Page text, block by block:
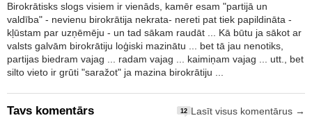
Birokrātisks slogs visiem ir vienāds, kamēr esam "partijā un
valdība" - nevienu birokrātija nekrata- nereti pat tiek papildināta -
kļūstam par uzņēmēju - un tad sākam raudāt ... Kā būtu ja sākot ar
valsts galvām birokrātiju loģiski mazinātu ... bet tā jau nenotiks,
partijas biedram vajag ... radam vajag ... kaimiņam vajag ... utt., bet
silto vieto ir grūti "saražot" ja mazina birokrātiju ...
Tavs komentārs 12 Lasīt visus komentārus →